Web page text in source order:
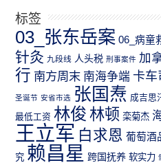
标签
03_张东岳案 06_病童
针灸 九段线 人头税 刑事案件 加
行 南方周末 南海争端 卡车
圣诞节 安省市选 张国焘 成吉思
最低工资 林俊 林顿 栾菊杰
王立军 白求恩 葡萄酒
究 赖昌星 跨国抚养 软实力